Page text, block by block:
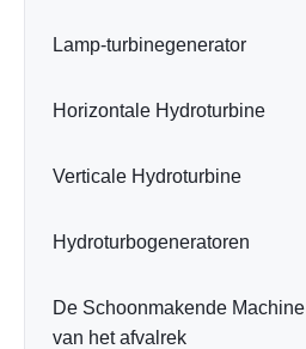
Lamp-turbinegenerator
Horizontale Hydroturbine
Verticale Hydroturbine
Hydroturbogeneratoren
De Schoonmakende Machine
van het afvalrek